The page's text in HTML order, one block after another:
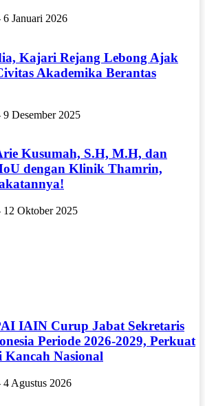
6 Januari 2026
Kajari Rejang Lebong Ajak
Akademika Berantas
9 Desember 2025
Kusumah, S.H, M.H, dan
dengan Klinik Thamrin,
12 Oktober 2025
IAIN Curup Jabat Sekretaris
Periode 2026-2029, Perkuat
Kancah Nasional
4 Agustus 2026